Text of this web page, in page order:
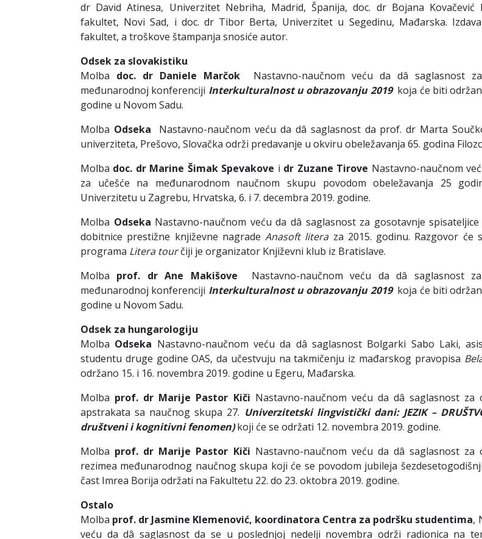
dr David Atinesa, Univerzitet Nebriha, Madrid, Španija, doc. dr Bojana Kovačević
fakultet, Novi Sad, i doc. dr Tibor Berta, Univerzitet u Segedinu, Mađarska.
fakultet, a troškove štampanja snosiće autor.
Odsek za slovakistiku
Molba doc. dr Daniele Marčok
Nastavno-naučnom veću da dâ saglasnost
međunarodnoj konferenciji Interkulturalnost u obrazovanju 2019koja će biti
godine u Novom Sadu.
Molba Odseka
Nastavno-naučnom veću da dâ saglasnost da prof. dr Marta
univerziteta, Prešovo, Slovačka održi predavanje u okviru obeležavanja 65. godina
Molba doc. dr Marine Šimak Spevakove i dr Zuzane Tirove Nastavno-naučnom
za učešće na međunarodnom naučnom skupu povodom obeležavanja 25
Univerzitetu u Zagrebu, Hrvatska, 6. i 7. decembra 2019. godine.
Molba Odseka Nastavno-naučnom veću da dâ saglasnost za gosotavnje
dobitnice prestižne književne nagrade Anasoft literaza 2015. godinu. Razgovor će
programa Litera tourčiji je organizator Književni klub iz Bratislave.
Molba prof. dr Ane Makišove
Nastavno-naučnom veću da dâ saglasnost
međunarodnoj konferenciji Interkulturalnost u obrazovanju 2019koja će biti
godine u Novom Sadu.
Odsek za hungarologiju
Molba Odseka Nastavno-naučnom veću da dâ saglasnost Bolgarki Sabo Laki,
studentu druge godine OAS, da učestvuju na takmičenju iz mađarskog pravopisa
održano 15. i 16. novembra 2019. godine u Egeru, Mađarska.
Molba prof. dr Marije Pastor Kiči Nastavno-naučnom veću da dâ saglasnost za
apstrakata sa naučnog skupa 27. Univerzitetski lingvistički dani: JEZIK –
društveni i kognitivni fenomen)koji će se održati 12. novembra 2019. godine.
Molba prof. dr Marije Pastor Kiči Nastavno-naučnom veću da dâ saglasnost za
rezimea međunarodnog naučnog skupa koji će se povodom jubileja
čast Imrea Borija održati na Fakultetu 22. do 23. oktobra 2019. godine.
Ostalo
Molba prof. dr Jasmine Klemenović, koordinatora Centra za podršku studentima,
veću da dâ saglasnost da se u poslednjoj nedelji novembra održi radionica na